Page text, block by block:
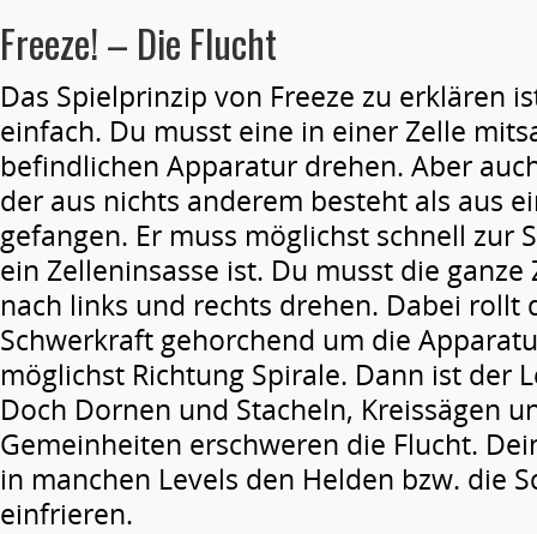
Freeze! – Die Flucht
Das Spielprinzip von Freeze zu erklären
einfach. Du musst eine in einer Zelle
befindlichen Apparatur drehen. Aber
der aus nichts anderem besteht als aus
gefangen. Er muss möglichst schnell zur
ein Zelleninsasse ist. Du musst die
nach links und rechts drehen. Dabei rollt
Schwerkraft gehorchend um die
möglichst Richtung Spirale. Dann ist der
Doch Dornen und Stacheln, Kreissägen
Gemeinheiten erschweren die Flucht.
in manchen Levels den Helden bzw. die
einfrieren.